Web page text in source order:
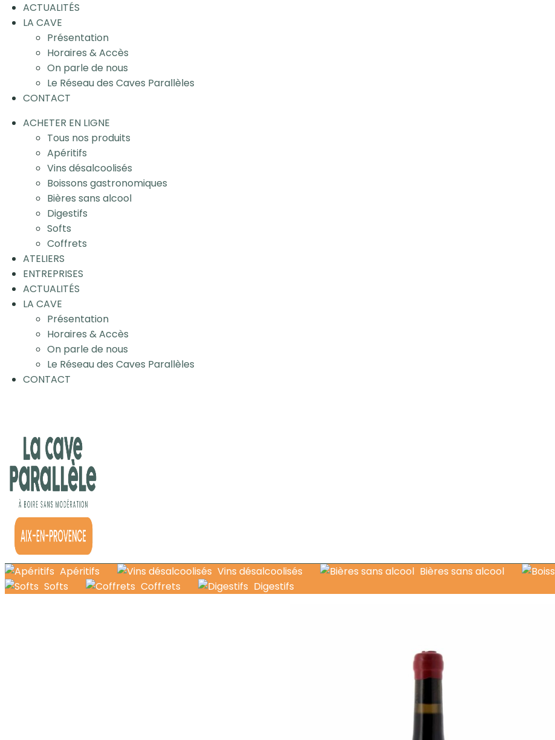
ACTUALITÉS
LA CAVE
Présentation
Horaires & Accès
On parle de nous
Le Réseau des Caves Parallèles
CONTACT
ACHETER EN LIGNE
Tous nos produits
Apéritifs
Vins désalcoolisés
Boissons gastronomiques
Bières sans alcool
Digestifs
Softs
Coffrets
ATELIERS
ENTREPRISES
ACTUALITÉS
LA CAVE
Présentation
Horaires & Accès
On parle de nous
Le Réseau des Caves Parallèles
CONTACT
Apéritifs Vins désalcoolisés Bières sans alcool
Softs
Coffrets Digestifs